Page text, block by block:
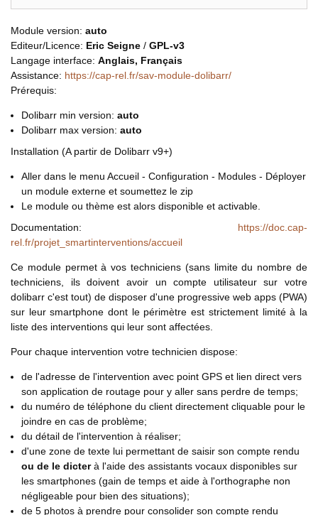
Module version: auto
Editeur/Licence: Eric Seigne / GPL-v3
Langage interface: Anglais, Français
Assistance: https://cap-rel.fr/sav-module-dolibarr/
Prérequis:
Dolibarr min version: auto
Dolibarr max version: auto
Installation (A partir de Dolibarr v9+)
Aller dans le menu Accueil - Configuration - Modules - Déployer
un module externe et soumettez le zip
Le module ou thème est alors disponible et activable.
Documentation: https://doc.cap-
rel.fr/projet_smartinterventions/accueil
Ce module permet à vos techniciens (sans limite du nombre de
techniciens, ils doivent avoir un compte utilisateur sur votre
dolibarr c'est tout) de disposer d'une progressive web apps (PWA)
sur leur smartphone dont le périmètre est strictement limité à la
liste des interventions qui leur sont affectées.
Pour chaque intervention votre technicien dispose:
de l'adresse de l'intervention avec point GPS et lien direct vers
son application de routage pour y aller sans perdre de temps;
du numéro de téléphone du client directement cliquable pour le
joindre en cas de problème;
du détail de l'intervention à réaliser;
d'une zone de texte lui permettant de saisir son compte rendu
ou de le dicterà l'aide des assistants vocaux disponibles sur
les smartphones (gain de temps et aide à l'orthographe non
négligeable pour bien des situations);
de 5 photos à prendre pour consolider son compte rendu